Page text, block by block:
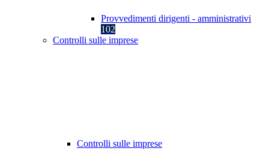
Provvedimenti dirigenti - amministrativi
102
Controlli sulle imprese
Controlli sulle imprese